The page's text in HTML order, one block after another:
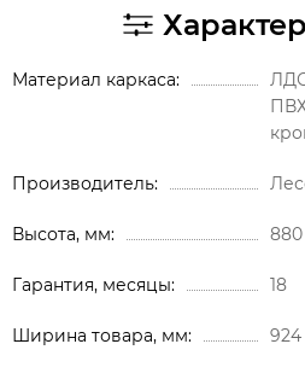
Материал каркаса
Производитель
Высота, мм 880
Гарантия, месяцы 18
Ширина товара, мм 924